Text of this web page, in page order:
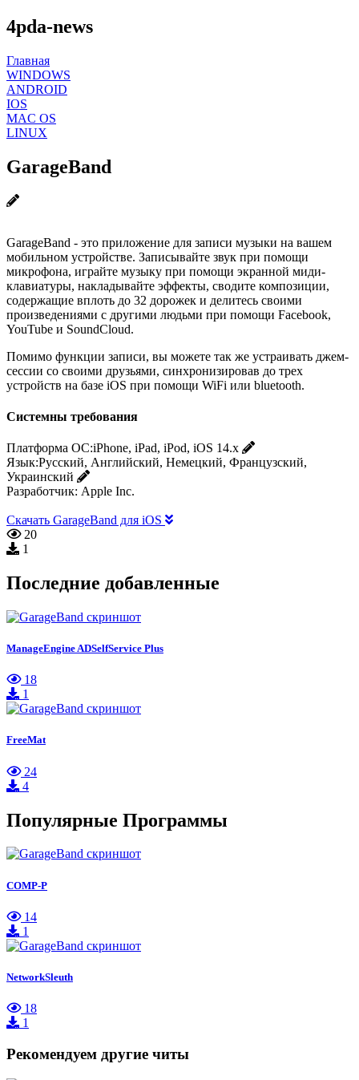
4pda-news
Главная
WINDOWS
ANDROID
IOS
MAC OS
LINUX
GarageBand
GarageBand - это приложение для записи музыки на вашем
мобильном устройстве. Записывайте звук при помощи
микрофона, играйте музыку при помощи экранной миди-
клавиатуры, накладывайте эффекты, сводите композиции,
содержащие вплоть до 32 дорожек и делитесь своими
произведениями с другими людьми при помощи Facebook,
YouTube и SoundCloud.
Помимо функции записи, вы можете так же устраивать джем-
сессии со своими друзьями, синхронизировав до трех
устройств на базе iOS при помощи WiFi или bluetooth.
Системны требования
Платформа ОС:iPhone, iPad, iPod, iOS 14.x
Язык:Русский, Английский, Немецкий, Французский,
Украинский
Разработчик: Apple Inc.
Скачать GarageBand для iOS
20
1
Последние добавленные
ManageEngine ADSelfService Plus
18
1
FreeMat
24
4
Популярные Программы
COMP-P
14
1
NetworkSleuth
18
1
Рекомендуем другие читы